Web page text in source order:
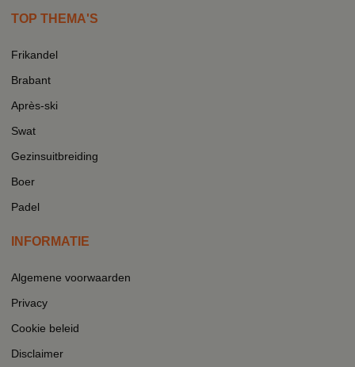
TOP THEMA'S
Frikandel
Brabant
Après-ski
Swat
Gezinsuitbreiding
Boer
Padel
INFORMATIE
Algemene voorwaarden
Privacy
Cookie beleid
Disclaimer